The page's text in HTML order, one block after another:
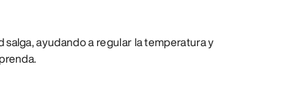
ayudando a regular la temperatura y